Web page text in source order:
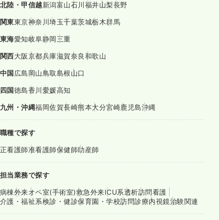
北陸・甲信越新潟富山石川福井山梨長野
関東東京神奈川埼玉千葉茨城栃木群馬
東海愛知岐阜静岡三重
関西大阪京都兵庫滋賀奈良和歌山
中国広島岡山鳥取島根山口
四国徳島香川愛媛高知
九州・沖縄福岡佐賀長崎熊本大分宮崎鹿児島沖縄
職種で探す
正看護師准看護師保健師助産師
担当業務で探す
病棟外来オペ室(手術室)救急外来ICU系透析訪問看護
介護・福祉系検診・健診保育園・学校訪問診療内視鏡治験関連